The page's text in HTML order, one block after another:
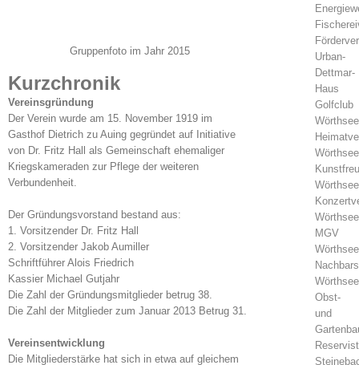
Gruppenfoto im Jahr 2015
Kurzchronik
Vereinsgründung
Der Verein wurde am 15. November 1919 im
Gasthof Dietrich zu Auing gegründet auf Initiative
von Dr. Fritz Hall als Gemeinschaft ehemaliger
Kriegskameraden zur Pflege der weiteren
Verbundenheit.
Der Gründungsvorstand bestand aus:
1. Vorsitzender Dr. Fritz Hall
2. Vorsitzender Jakob Aumiller
Schriftführer Alois Friedrich
Kassier Michael Gutjahr
Die Zahl der Gründungsmitglieder betrug 38.
Die Zahl der Mitglieder zum Januar 2013 Betrug 31.
Vereinsentwicklung
Die Mitgliederstärke hat sich in etwa auf gleichem
Urban-
Dettmar-
Haus
Golfclub
Wörthsee
Wörthsee
Wörthsee
Wörthsee
MGV
Wörthsee
Wörthsee
Obst-
und